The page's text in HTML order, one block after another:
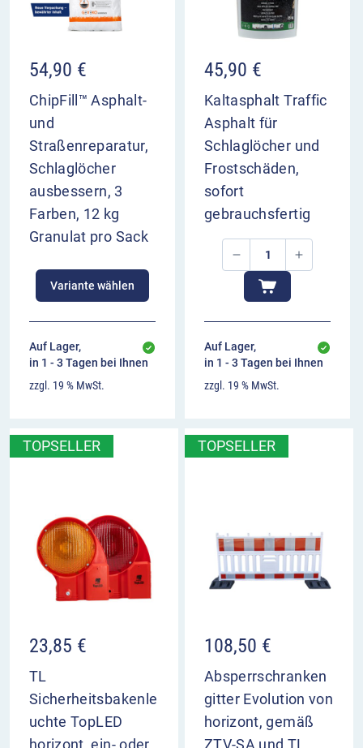
54,90 €
ChipFill™ Asphalt-
und
Straßenreparatur,
Schlaglöcher
ausbessern, 3
Farben, 12 kg
Granulat pro Sack
Variante wählen
Auf Lager,
in 1 - 3 Tagen bei Ihnen
zzgl. 19 % MwSt.
45,90 €
Kaltasphalt Traffic
Asphalt für
Schlaglöcher und
Frostschäden,
sofort
gebrauchsfertig
Auf Lager,
in 1 - 3 Tagen bei Ihnen
zzgl. 19 % MwSt.
TOPSELLER
23,85 €
TL
Sicherheitsbakenle
uchte TopLED
horizont, ein- oder
TOPSELLER
108,50 €
Absperrschranken
gitter Evolution von
horizont, gemäß
ZTV-SA und TL,